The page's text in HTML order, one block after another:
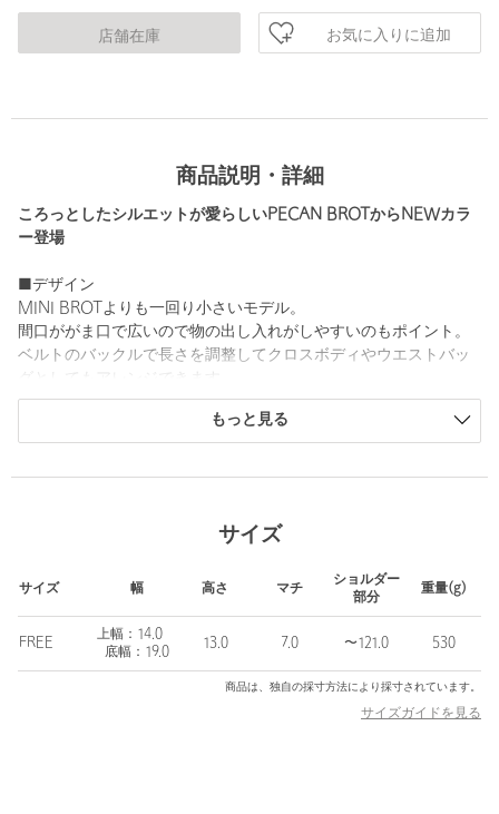
店舗在庫 お気に入りに追加
商品説明・詳細
ころっとしたシルエットが愛らしいPECAN BROTからNEWカラ
ー登場
■デザイン
MINI BROTよりも一回り小さいモデル。
間口ががま口で広いので物の出し入れがしやすいのもポイント。
ベルトのバックルで長さを調整してクロスボディやウエストバッ
開閉する際は、本体の間口部分を手の腹を使って押し広げるよう
2016年にオーナー兼デザイナーのHee Jin Kang （ヒージン カ
ン）氏によって設立された韓国・ソウル発のウィメンズのバッグ
ブランド。
ブランド名の＜OSOI＞は日本語の「遅い」が語源で、少しゆっく
りでも自分たちのペースを守りたい、上質なモノ作りをしていき
もっと見る
サイズ
サイズ 幅 高さ マチ
ショルダー
部分
重量(g)
FREE
上幅：14.0
底幅：19.0
13.0 7.0 〜121.0 530
商品は、独自の採寸方法により採寸されています。
サイズガイドを見る